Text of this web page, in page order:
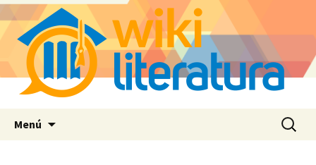
Menú Buscar: